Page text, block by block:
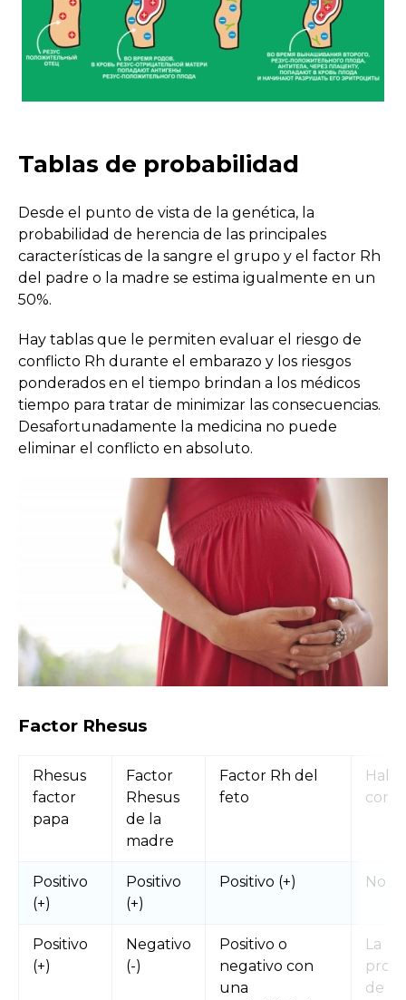
Tablas de probabilidad
Desde el punto de vista de la genética, la
probabilidad de herencia de las principales
características de la sangre el grupo y el factor Rh
del padre o la madre se estima igualmente en un
50%.
Hay tablas que le permiten evaluar el riesgo de
conflicto Rh durante el embarazo y los riesgos
ponderados en el tiempo brindan a los médicos
tiempo para tratar de minimizar las consecuencias.
Desafortunadamente la medicina no puede
eliminar el conflicto en absoluto.
Factor Rhesus
Rhesus
factor
papa
Factor
Rhesus
de la
madre
Factor Rh del
feto
Positivo
(+)
Positivo
(+)
Positivo (+) No
Positivo
(+)
Negativo
(-)
Positivo o
negativo con
una
La
de